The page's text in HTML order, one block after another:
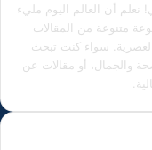
نعلم أن العالم اليوم مليء
متنوعة من المقالات
العصرية. سواء كنت تبحث
والجمال، أو مقالات عن